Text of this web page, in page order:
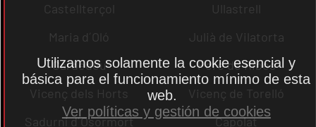
Castellterçol
Ullastrell
Maria d´Oló
Julià de Vilatorta
Cardedeu
Pere de Ribes
Vicenç dels Horts
Vicenç de Torelló
Sadurní d´Osormort
Capolat
Utilizamos solamente la cookie esencial y
básica para el funcionamiento mínimo de esta
web.
Ver políticas y gestión de cookies